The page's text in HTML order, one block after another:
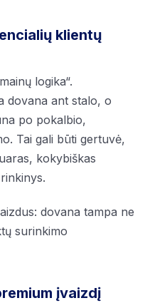
klientų
logika“.
dovana ant stalo, o
po pokalbio,
Tai gali būti gertuvė,
kokybiškas
dovana tampa ne
surinkimo
įvaizdį